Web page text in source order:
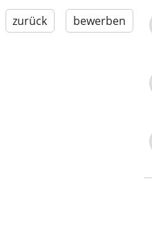
zurück bewerben